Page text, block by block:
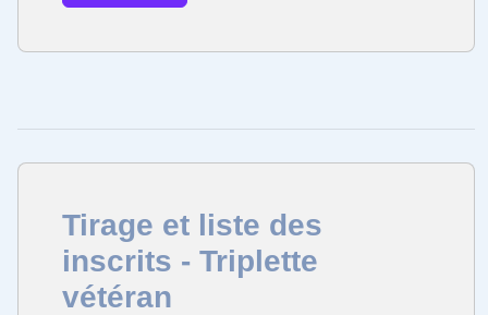
Tirage et liste des
inscrits - Triplette
vétéran